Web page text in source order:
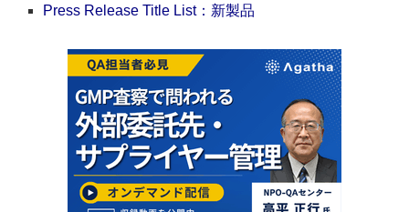
Press Release Title List：新製品